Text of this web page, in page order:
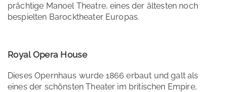
prächtige Manoel Theatre, eines der ältesten noch
bespielten Barocktheater Europas.
Royal Opera House
Dieses Opernhaus wurde 1866 erbaut und galt als
eines der schönsten Theater im britischen Empire,